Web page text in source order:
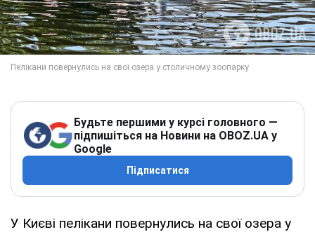
Будьте першими у курсі головного —
підпишіться на Новини на OBOZ.UA у
Google
Підписатися
У Києві пелікани повернулись на свої озера у